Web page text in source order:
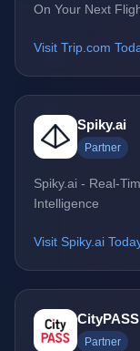
On Your Next
Visit Trip.com
Spiky.ai
Partner
Spiky.ai - Real-
Intelligence
Visit Spiky.ai
CityPASS
Partner